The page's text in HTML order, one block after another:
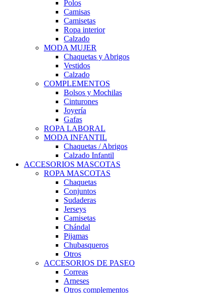
Polos
Camisas
Camisetas
Ropa interior
Calzado
MODA MUJER
Chaquetas y Abrigos
Vestidos
Calzado
COMPLEMENTOS
Bolsos y Mochilas
Cinturones
Joyería
Gafas
ROPA LABORAL
MODA INFANTIL
Chaquetas / Abrigos
Calzado Infantil
ACCESORIOS MASCOTAS
ROPA MASCOTAS
Chaquetas
Conjuntos
Sudaderas
Jerseys
Camisetas
Chándal
Pijamas
Chubasqueros
Otros
ACCESORIOS DE PASEO
Correas
Arneses
Otros complementos